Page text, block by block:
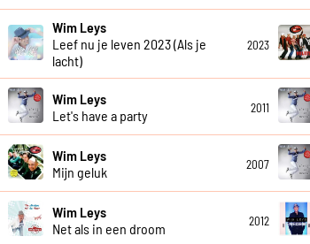
Wim Leys
Leef nu je leven 2023 (Als je
lacht)
2023
Wim Leys
Let's have a party
2011
Wim Leys
Mijn geluk
2007
Wim Leys
Net als in een droom
2012